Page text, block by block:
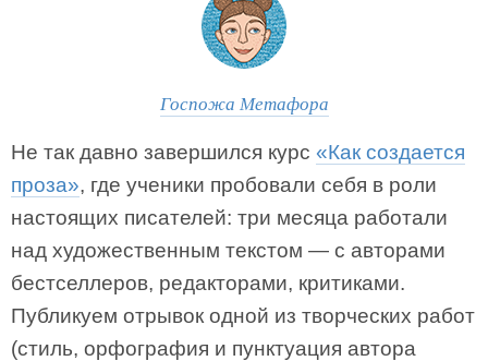
Госпожа Метафора
Не так давно завершился курс «Как создается
проза», где ученики пробовали себя в роли
настоящих писателей: три месяца работали
над художественным текстом — с авторами
бестселлеров, редакторами, критиками.
Публикуем отрывок одной из творческих работ
(стиль, орфография и пунктуация автора